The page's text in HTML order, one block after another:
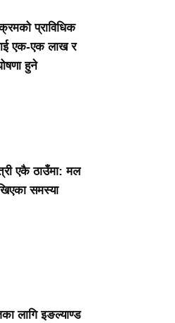
प्राविधिक
एक-एक लाख र
हुने
एकै ठाउँमा: मल
समस्या
लागि इङल्याण्ड